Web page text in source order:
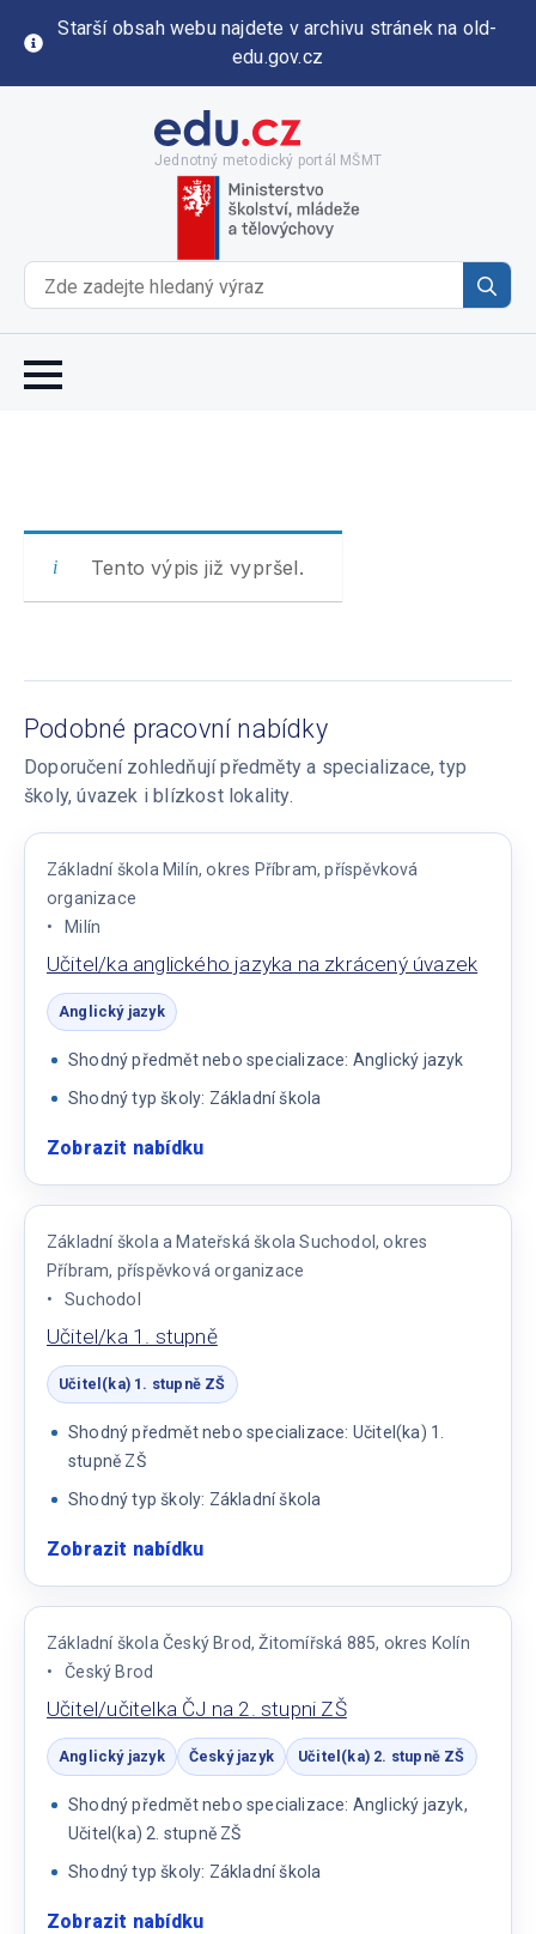
Starší obsah webu najdete v archivu stránek na old-
edu.gov.cz
Jednotný metodický portál MŠMT
for:
Tento výpis již vypršel.
Podobné pracovní nabídky
Doporučení zohledňují předměty a specializace, typ
školy, úvazek i blízkost lokality.
Základní škola Milín, okres Příbram, příspěvková
organizace
Milín
Učitel/ka anglického jazyka na zkrácený úvazek
Anglický jazyk
Shodný předmět nebo specializace: Anglický jazyk
Shodný typ školy: Základní škola
Zobrazit nabídku:
anglického
jazyka
na
Základní škola a Mateřská škola Suchodol, okres
Příbram, příspěvková organizace
Suchodol
Učitel/ka 1. stupně
Učitel(ka) 1. stupně ZŠ
Shodný předmět nebo specializace: Učitel(ka) 1.
stupně ZŠ
Shodný typ školy: Základní škola
Zobrazit nabídku:
1.
stupně
Základní škola Český Brod, Žitomířská 885, okres Kolín
Český Brod
Učitel/učitelka ČJ na 2. stupni ZŠ
Anglický jazyk Český jazyk Učitel(ka) 2. stupně ZŠ
Shodný předmět nebo specializace: Anglický jazyk,
Učitel(ka) 2. stupně ZŠ
Shodný typ školy: Základní škola
Zobrazit nabídku: